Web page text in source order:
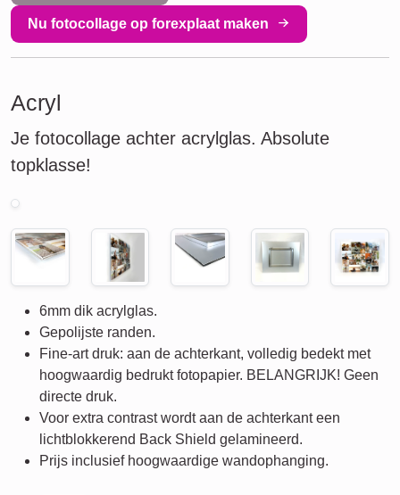
Nu fotocollage op forexplaat maken
Acryl
Je fotocollage achter acrylglas. Absolute
topklasse!
6mm dik acrylglas.
Gepolijste randen.
Fine-art druk: aan de achterkant, volledig bedekt met
hoogwaardig bedrukt fotopapier. BELANGRIJK! Geen
directe druk.
Voor extra contrast wordt aan de achterkant een
lichtblokkerend Back Shield gelamineerd.
Prijs inclusief hoogwaardige wandophanging.